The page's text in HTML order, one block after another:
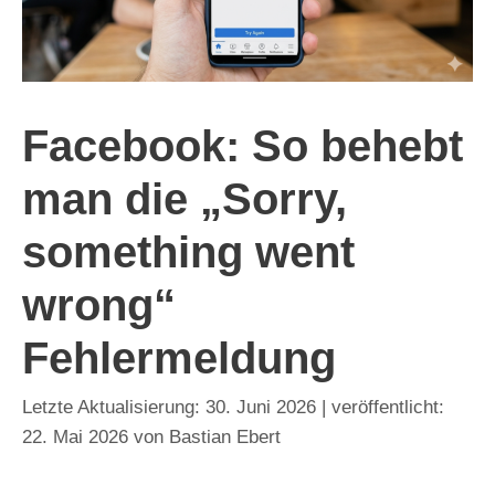
Facebook: So behebt
man die „Sorry,
something went
wrong“
Fehlermeldung
30. Juni 2026
22. Mai 2026 von Bastian Ebert